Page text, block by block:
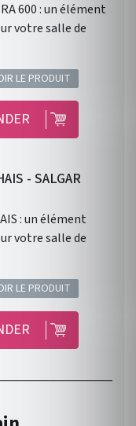
600 : un élément
votre salle de
LE PRODUIT
- SALGAR
: un élément
votre salle de
LE PRODUIT